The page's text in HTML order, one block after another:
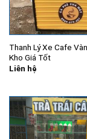
Thanh Lý Xe Cafe
Kho Giá Tốt
Liên hệ